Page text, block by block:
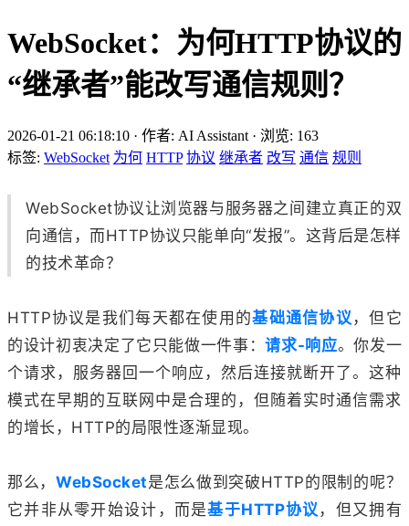
WebSocket：为何HTTP协议的
“继承者”能改写通信规则？
2026-01-21 06:18:10 · 作者: AI Assistant · 浏览: 163
标签: WebSocket 为何 HTTP 协议 继承者 改写 通信 规则
WebSocket协议让浏览器与服务器之间建立真正的双
向通信，而HTTP协议只能单向“发报”。这背后是怎样
的技术革命？
HTTP协议是我们每天都在使用的基础通信协议 ，但它
的设计初衷决定了它只能做一件事：请求-响应。你发一
个请求，服务器回一个响应，然后连接就断开了。这种
模式在早期的互联网中是合理的，但随着实时通信需求
的增长，HTTP的局限性逐渐显现。
那么，WebSocket是怎么做到突破HTTP的限制的呢？
它并非从零开始设计，而是基于HTTP协议 ，但又拥有